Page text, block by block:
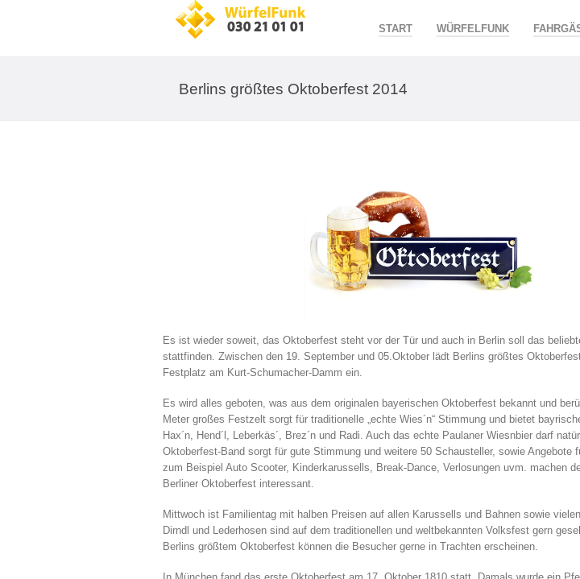
START WÜRFELFUNK
Berlins größtes Oktoberfest 2014
Es ist wieder soweit, das Oktoberfest steht vor der Tür und auch in Berlin soll das
stattfinden. Zwischen den 19. September und 05.Oktober lädt Berlins größtes
Festplatz am Kurt-Schumacher-Damm ein.
Es wird alles geboten, was aus dem originalen bayerischen Oktoberfest bekannt und
Meter großes Festzelt sorgt für traditionelle „echte Wies´n“ Stimmung und bietet
Hax´n, Hend´l, Leberkäs´, Brez´n und Radi. Auch das echte Paulaner Wiesnbier darf
Oktoberfest-Band sorgt für gute Stimmung und weitere 50 Schausteller, sowie Angebote
zum Beispiel Auto Scooter, Kinderkarussells, Break-Dance, Verlosungen uvm. machen
Berliner Oktoberfest interessant.
Mittwoch ist Familientag mit halben Preisen auf allen Karussells und Bahnen sowie
Dirndl und Lederhosen sind auf dem traditionellen und weltbekannten Volksfest gern
Berlins größtem Oktoberfest können die Besucher gerne in Trachten erscheinen.